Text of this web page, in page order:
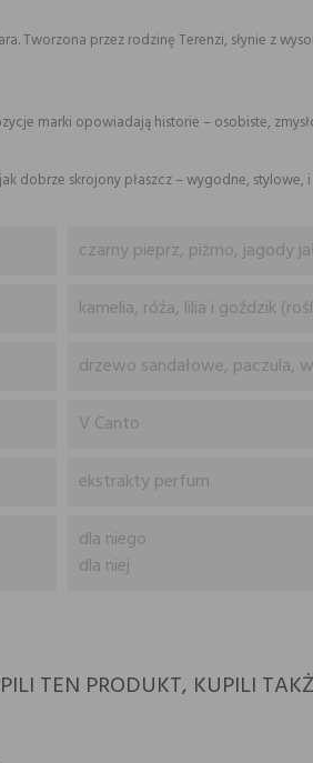
Tworzona przez rodzinę Terenzi, słynie z
marki opowiadają historie – osobiste,
dobrze skrojony płaszcz – wygodne, stylowe,
czarny pieprz, piżmo, jagody
kamelia, róża, lilia i goździk
drzewo sandałowe, paczula,
V Canto
ekstrakty perfum
dla niego
dla niej
TEN PRODUKT, KUPILI